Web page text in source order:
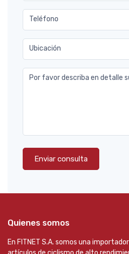
Teléfono
Ubicación
Por favor describa en detalle
Enviar consulta
Quienes somos
En FITNET S.A. somos una